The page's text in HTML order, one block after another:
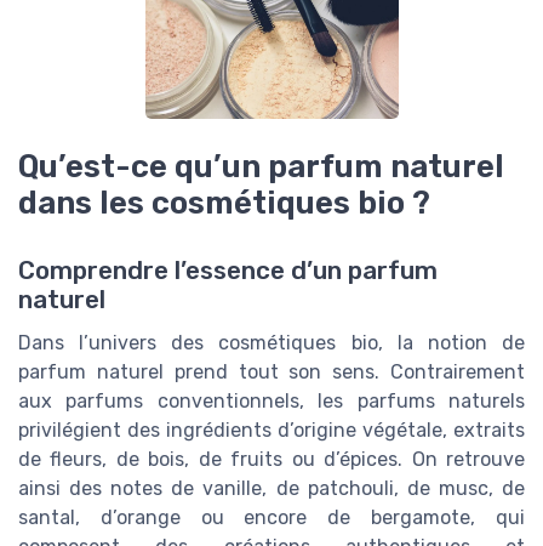
Qu’est-ce qu’un parfum naturel
dans les cosmétiques bio ?
Comprendre l’essence d’un parfum
naturel
Dans l’univers des cosmétiques bio, la notion de
parfum naturel prend tout son sens. Contrairement
aux parfums conventionnels, les parfums naturels
privilégient des ingrédients d’origine végétale, extraits
de fleurs, de bois, de fruits ou d’épices. On retrouve
ainsi des notes de vanille, de patchouli, de musc, de
santal, d’orange ou encore de bergamote, qui